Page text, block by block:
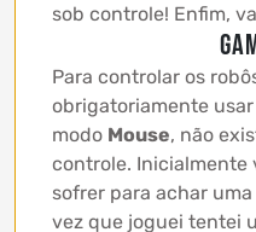
sob controle! Enfim,
Para controlar os
obrigatoriamente
modo Mouse, não
controle. Inicialmente
sofrer para achar
vez que joguei tentei